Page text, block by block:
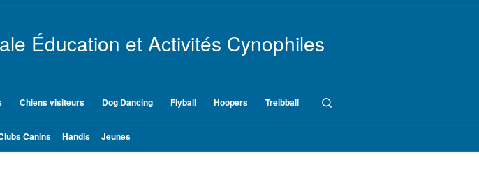
Canins Handis Jeunes
Éducation et Activités Cynophiles
Chiens visiteurs Dog Dancing Flyball Hoopers Treibball